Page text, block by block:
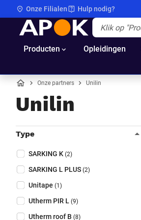
Onze Filialen Hulp nodig?
APOK
Producten Opleidingen
Onze partners Unilin
Unilin
Filters
Sluit filters
Type
Type (Optioneel)
SARKING K (2)
SARKING L PLUS (2)
Unitape (1)
Utherm PIR L (9)
Utherm roof B (8)